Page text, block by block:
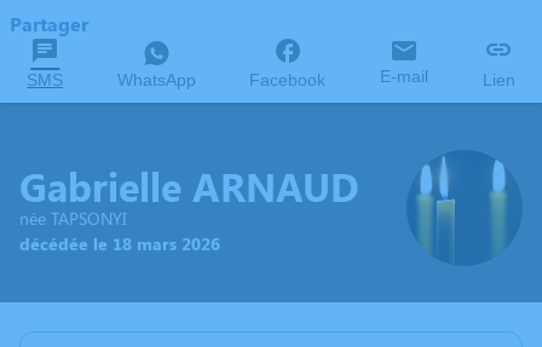
Partager
SMS WhatsApp Facebook E-mail Lien
Gabrielle ARNAUD
née TAPSONYI
décédée le 18 mars 2026